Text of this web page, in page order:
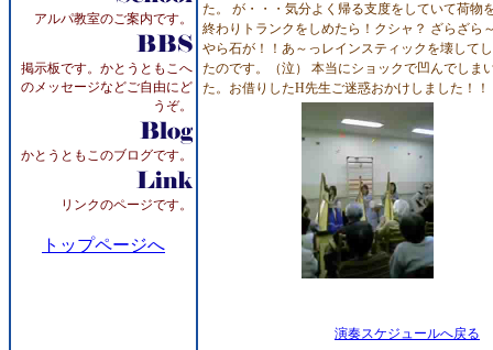
アルパ教室のご案内です。
掲示板です。かとうともこへ
のメッセージなどご自由にど
うぞ。
かとうともこのブログです。
リンクのページです。
トップページへ
た。 が・・・気分よく帰る支度をしていて荷物
終わりトランクをしめたら！クシャ？ ざらざら
やら石が！！あ～っレインスティックを壊して
たのです。（泣） 本当にショックで凹んでしま
た。お借りしたH先生ご迷惑おかけしました！！
演奏スケジュールへ戻る